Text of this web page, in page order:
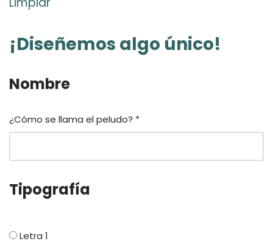
¡Diseñemos algo único!
Nombre
¿Cómo se llama el peludo? *
Tipografía
Letra 1